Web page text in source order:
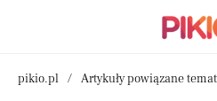
pikio.pl Artykuły powiązane